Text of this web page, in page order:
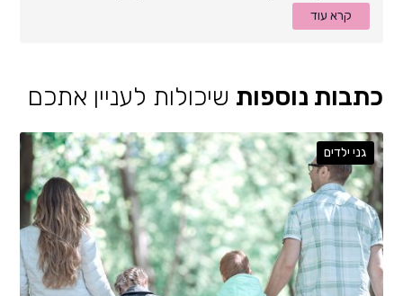
קרא עוד
כתבות נוספות שיכולות לעניין אתכם
גני ילדים